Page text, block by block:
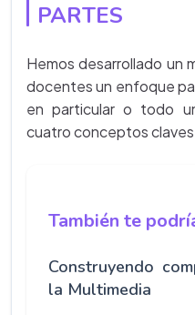
PARTES
Hemos desarrollado un
docentes un enfoque
en particular o todo
cuatro conceptos
También te
Construyendo
la Multimedia